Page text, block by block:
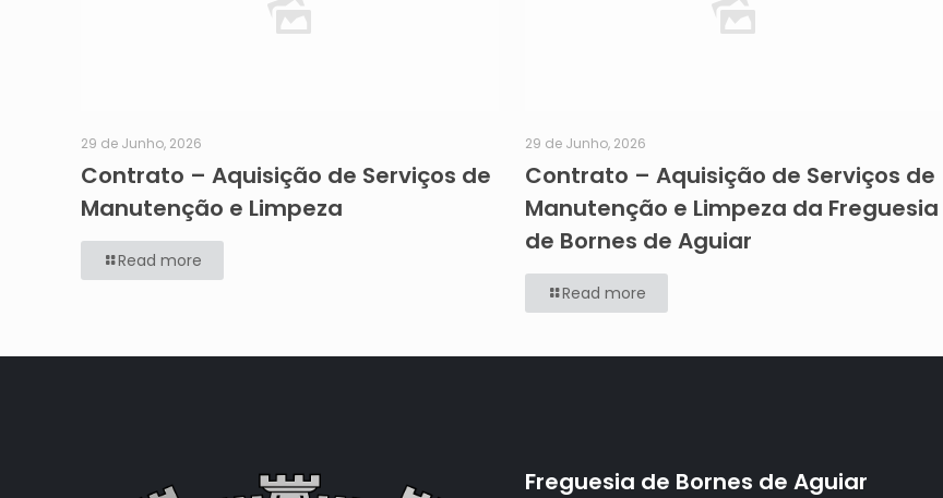
29 de Junho, 2026
Contrato – Aquisição de Serviços de
Manutenção e Limpeza
Read more
29 de Junho, 2026
Contrato – Aquisição de Serviços de
Manutenção e Limpeza da Freguesia
de Bornes de Aguiar
Read more
Freguesia de Bornes de Aguiar